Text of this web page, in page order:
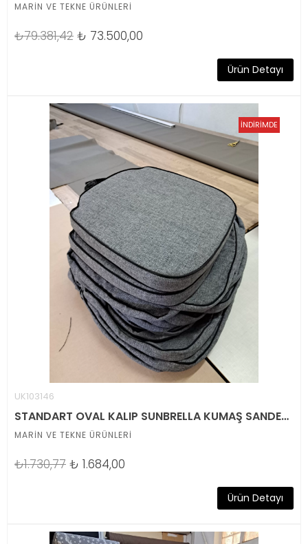
MARİN VE TEKNE ÜRÜNLERİ
₺79.381,42 ₺ 73.500,00
Ürün Detayı
UK103146
STANDART OVAL KALIP SUNBRELLA KUMAŞ SANDELYE MİNDERİ
MARİN VE TEKNE ÜRÜNLERİ
₺1.730,77 ₺ 1.684,00
Ürün Detayı
İNDİRİMDE